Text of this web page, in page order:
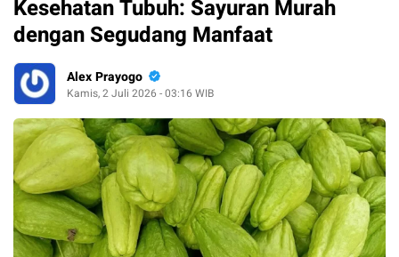
Kesehatan Tubuh: Sayuran Murah
dengan Segudang Manfaat
Alex Prayogo
Kamis, 2 Juli 2026 - 03:16 WIB